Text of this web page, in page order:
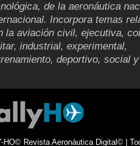
de la aeronáutica
Incorpora temas
la aviación civil, ejecutiva,
industrial, experimental,
deportivo, social
HO© Revista Aeronáutica Digital© |